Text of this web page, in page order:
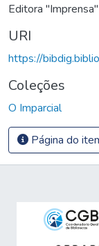
Editora
URI
https://
Coleções
O Imparcial
Página do